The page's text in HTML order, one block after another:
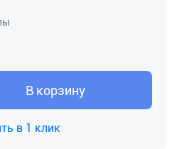
В корзину
в 1 клик